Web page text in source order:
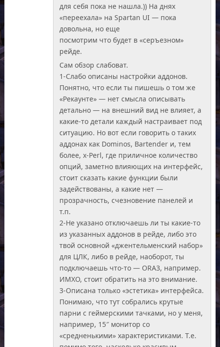
для себя пока не нашла.)) На днях
«переехала» на Spartan UI — пока
довольна, но еще
посмотрим что будет в «серъезном»
рейде.
Сам обзор слабоват.
1-Слабо описаны настройки аддонов.
Понятно, что если ты пишешь о том же
«Рекаунте» — нет смысла описывать
детально — на внешний вид не влияет, а
какие-то детали каждый настраивает под
ситуацию. Но вот если говорить о таких
аддонах как Dominos, Bartender и, тем
более, x-Perl, где приличное количество
опций, заметно влияющих на интерфейс,
стоит сказать какие функции были
задействованы, а какие нет —
прозрачность, счезновение панелей и
т.п.
2-Не указано отключаешь ли ты какие-то
из указанных аддонов в рейде, либо это
твой основной «джентельменский набор»
для ЦЛК, либо в рейде, наоборот, ты
подключаешь что-то — ORA3, например.
ИМХО, стоит обратить на это внимание.
3-Описана только «эстетика» интерфейса.
Понимаю, что тут собрались крутые
парни с геймерскими тачками, но у меня,
например, 15″ монитор со
«средненькими» характеристиками. Т.е.